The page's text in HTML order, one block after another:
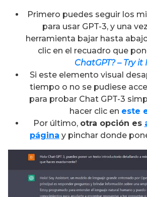
Primero puedes seguir los
para usar GPT-3, y una
herramienta bajar hasta
clic en el recuadro que
ChatGPT? – Try it
Si este elemento visual
tiempo o no se pudiese
para probar Chat GPT-3
hacer clic en este
Por último, otra opción es
página y pinchar donde